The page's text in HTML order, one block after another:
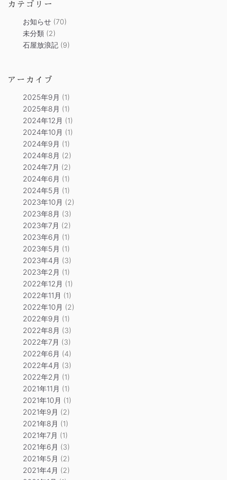
カテゴリー
お知らせ (70)
未分類 (2)
石屋放浪記 (9)
アーカイブ
2025年9月 (1)
2025年8月 (1)
2024年12月 (1)
2024年10月 (1)
2024年9月 (1)
2024年8月 (2)
2024年7月 (2)
2024年6月 (1)
2024年5月 (1)
2023年10月 (2)
2023年8月 (3)
2023年7月 (2)
2023年6月 (1)
2023年5月 (1)
2023年4月 (3)
2023年2月 (1)
2022年12月 (1)
2022年11月 (1)
2022年10月 (2)
2022年9月 (1)
2022年8月 (3)
2022年7月 (3)
2022年6月 (4)
2022年4月 (3)
2022年2月 (1)
2021年11月 (1)
2021年10月 (1)
2021年9月 (2)
2021年8月 (1)
2021年7月 (1)
2021年6月 (3)
2021年5月 (2)
2021年4月 (2)